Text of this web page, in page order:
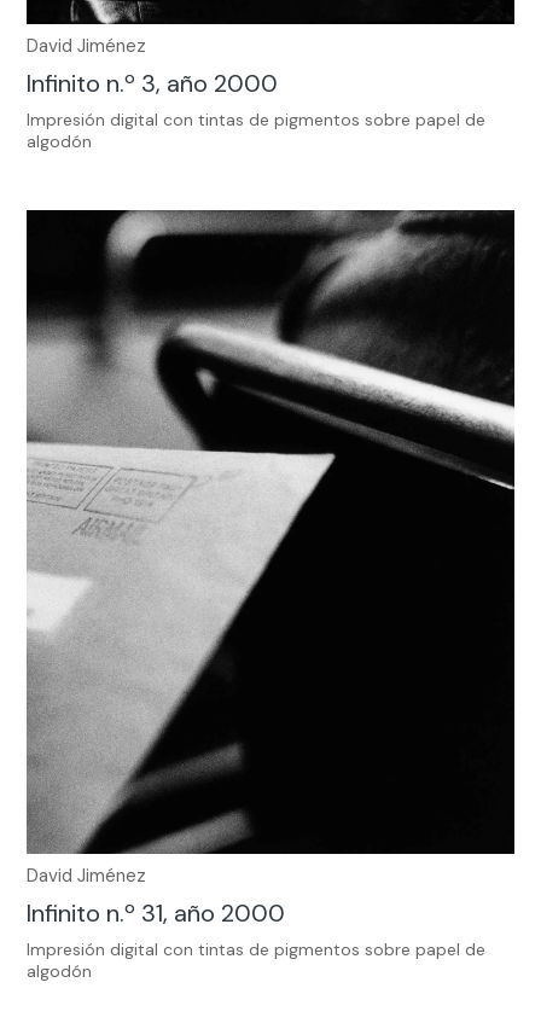
David Jiménez
Infinito n.º 3, año 2000
Impresión digital con tintas de pigmentos sobre papel de
algodón
David Jiménez
Infinito n.º 31, año 2000
Impresión digital con tintas de pigmentos sobre papel de
algodón